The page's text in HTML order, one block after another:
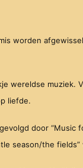
worden
wereldse muziek.
liefde.
door “Music
season/the fields”